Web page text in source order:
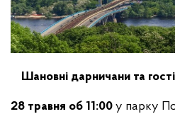
Шановні дарничани та
28 травня об 11:00 у парку